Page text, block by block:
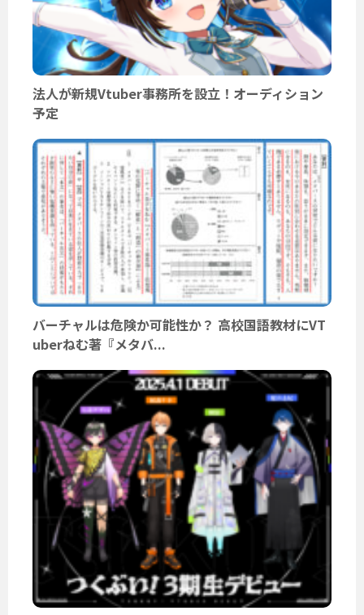
法人が新規Vtuber事務所を設立！オーディション
予定
バーチャルは危険か可能性か？ 高校国語教材にVT
uberねむ著『メタバ...